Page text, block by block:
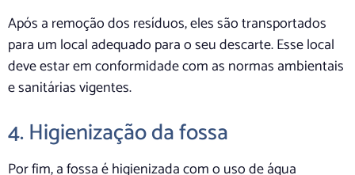
Após a remoção dos resíduos, eles são transportados
para um local adequado para o seu descarte. Esse local
deve estar em conformidade com as normas ambientais
e sanitárias vigentes.
4. Higienização da fossa
Por fim, a fossa é higienizada com o uso de água